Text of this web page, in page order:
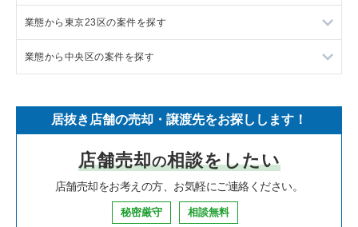
イタリア料理の居抜き売却物件の案件一覧
中華の居抜き売却物件の案件一覧
寿司の居抜き売却物件の案件一覧
焼肉の居抜き売却物件の案件一覧
鉄板焼き・お好み焼の居抜き売却物件の案件一覧
東京都下の飲食店の居抜き売却物件の案件一覧
千葉県の飲食店の居抜き売却物件の案件一覧
神奈川県の飲食店の居抜き売却物件の案件一覧
大阪府の飲食店の居抜き売却物件の案件一覧
兵庫県の飲食店の居抜き売却物件の案件一覧
目黒区の飲食店の居抜き売却物件の案件一覧
渋谷区の飲食店の居抜き売却物件の案件一覧
新宿区の飲食店の居抜き売却物件の案件一覧
葛飾区の飲食店の居抜き売却物件の案件一覧
中央区の飲食店の居抜き売却物件の案件一覧
業態から東京23区の案件を探す
東京23区のラーメンの居抜き売却物件の案件一覧
東京23区のイタリア料理の居抜き売却物件の案件一覧
東京23区の中華の居抜き売却物件の案件一覧
東京23区のそば・うどんの居抜き売却物件の案件一覧
業態から中央区の案件を探す
中央区のフランス料理の居抜き売却物件の案件一覧
中央区のイタリア料理の居抜き売却物件の案件一覧
中央区の中華の居抜き売却物件の案件一覧
居抜き店舗の売却・譲渡先をお探しします！
店舗売却の相談をしたい
店舗売却をお考えの方、お気軽にご連絡ください。
秘密厳守 相談無料